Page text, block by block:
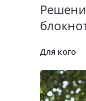
Для кого